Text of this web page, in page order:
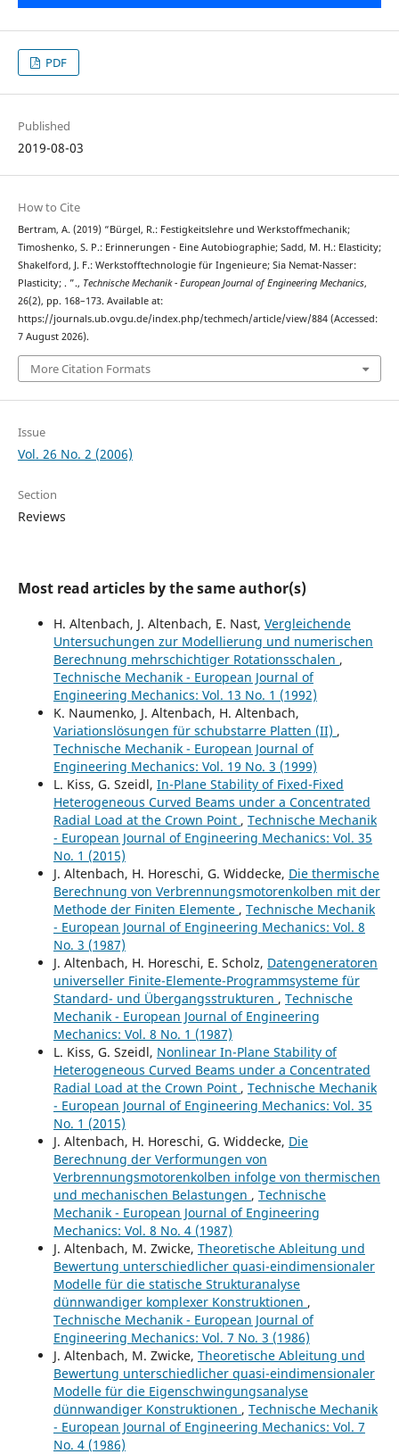
PDF
Published
2019-08-03
How to Cite
Bertram, A. (2019) “Bürgel, R.: Festigkeitslehre und Werkstoffmechanik;
Timoshenko, S. P.: Erinnerungen - Eine Autobiographie; Sadd, M. H.: Elasticity;
Shakelford, J. F.: Werkstofftechnologie für Ingenieure; Sia Nemat-Nasser:
Plasticity; . ”., Technische Mechanik - European Journal of Engineering Mechanics,
26(2), pp. 168–173. Available at:
https://journals.ub.ovgu.de/index.php/techmech/article/view/884 (Accessed:
7 August 2026).
More Citation Formats
Issue
Vol. 26 No. 2 (2006)
Section
Reviews
Most read articles by the same author(s)
H. Altenbach, J. Altenbach, E. Nast, Vergleichende
Untersuchungen zur Modellierung und numerischen
Berechnung mehrschichtiger Rotationsschalen ,
Technische Mechanik - European Journal of
Engineering Mechanics: Vol. 13 No. 1 (1992)
K. Naumenko, J. Altenbach, H. Altenbach,
Variationslösungen für schubstarre Platten (II) ,
Technische Mechanik - European Journal of
Engineering Mechanics: Vol. 19 No. 3 (1999)
L. Kiss, G. Szeidl, In-Plane Stability of Fixed-Fixed
Heterogeneous Curved Beams under a Concentrated
Radial Load at the Crown Point , Technische Mechanik
- European Journal of Engineering Mechanics: Vol. 35
No. 1 (2015)
J. Altenbach, H. Horeschi, G. Widdecke, Die thermische
Berechnung von Verbrennungsmotorenkolben mit der
Methode der Finiten Elemente , Technische Mechanik
- European Journal of Engineering Mechanics: Vol. 8
No. 3 (1987)
J. Altenbach, H. Horeschi, E. Scholz, Datengeneratoren
universeller Finite-Elemente-Programmsysteme für
Standard- und Übergangsstrukturen , Technische
Mechanik - European Journal of Engineering
Mechanics: Vol. 8 No. 1 (1987)
L. Kiss, G. Szeidl, Nonlinear In-Plane Stability of
Heterogeneous Curved Beams under a Concentrated
Radial Load at the Crown Point , Technische Mechanik
- European Journal of Engineering Mechanics: Vol. 35
No. 1 (2015)
J. Altenbach, H. Horeschi, G. Widdecke, Die
Berechnung der Verformungen von
Verbrennungsmotorenkolben infolge von thermischen
und mechanischen Belastungen , Technische
Mechanik - European Journal of Engineering
Mechanics: Vol. 8 No. 4 (1987)
J. Altenbach, M. Zwicke, Theoretische Ableitung und
Bewertung unterschiedlicher quasi-eindimensionaler
Modelle für die statische Strukturanalyse
dünnwandiger komplexer Konstruktionen ,
Technische Mechanik - European Journal of
Engineering Mechanics: Vol. 7 No. 3 (1986)
J. Altenbach, M. Zwicke, Theoretische Ableitung und
Bewertung unterschiedlicher quasi-eindimensionaler
Modelle für die Eigenschwingungsanalyse
dünnwandiger Konstruktionen , Technische Mechanik
- European Journal of Engineering Mechanics: Vol. 7
No. 4 (1986)